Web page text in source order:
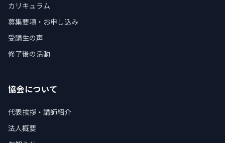
カリキュラム
募集要項・お申し込み
受講生の声
修了後の活動
協会について
代表挨拶・講師紹介
法人概要